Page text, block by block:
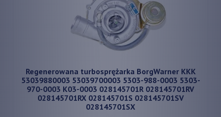
Regenerowana turbosprężarka BorgWarner KKK
53039880003 53039700003 5303-988-0003 5303-
970-0003 K03-0003 028145701R 028145701RV
028145701RX 028145701S 028145701SV
028145701SX